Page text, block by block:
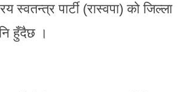
स्वतन्त्र पार्टी (रास्वपा) को जिल्ला
हुँदैछ ।